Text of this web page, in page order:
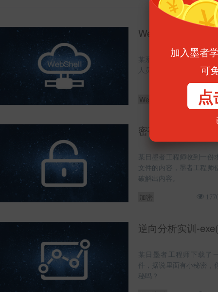
WebShell代码分
某系统环境上发现一个可
人员分析此文件的功能。
WebShell 13798
密码学加解密实
某日墨者工程师收到一份
文件的内容，墨者工程师
破解出内容。
加密
逆向分析实训-
某日墨者工程师下载了
件，据说里面有小秘密，
秘吗？
加入墨者
可